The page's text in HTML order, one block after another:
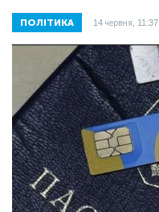
ПОЛІТИКА 14 червня, 11:37